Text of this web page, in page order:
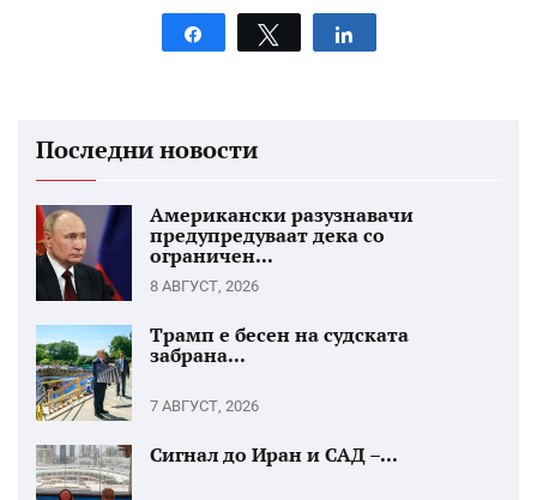
Tweet
Последни новости
Американски разузнавачи
предупредуваат дека со
ограничен...
8 АВГУСТ, 2026
Трамп е бесен на судската
забрана...
7 АВГУСТ, 2026
Сигнал до Иран и САД –...